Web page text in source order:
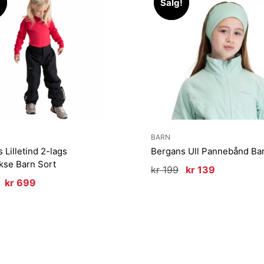
Lilletind 2-lags
Barn Sort
Opprinnelig
kr699Nåværende
Salg!
Salg!
BARN
Bergans Ull Pannebånd
kr199
Opprinnelig
kr139Nåværende